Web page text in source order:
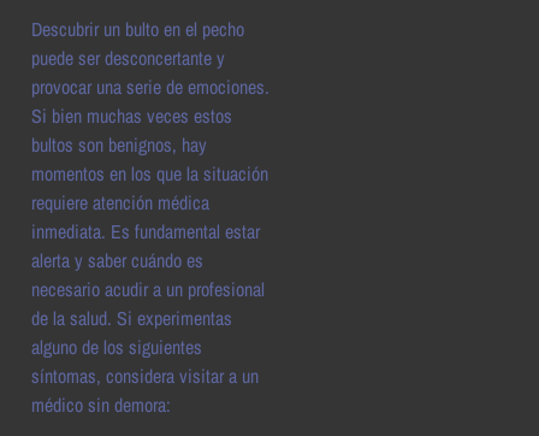
Descubrir un bulto en el pecho
puede ser desconcertante y
provocar una serie de emociones.
Si bien muchas veces estos
bultos son benignos, hay
momentos en los que la situación
requiere atención médica
inmediata. Es fundamental estar
alerta y saber cuándo es
necesario acudir a un profesional
de la salud. Si experimentas
alguno de los siguientes
síntomas, considera visitar a un
médico sin demora: